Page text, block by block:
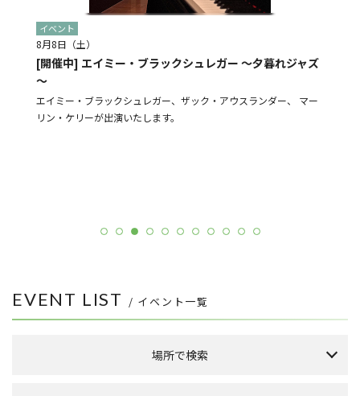
イベント
8月8日（土）
[開催中] エイミー・ブラックシュレガー ～夕暮れジャズ
～
エイミー・ブラックシュレガー、ザック・アウスランダー、 マー
リン・ケリーが出演いたします。
EVENT LIST / イベント一覧
場所で検索